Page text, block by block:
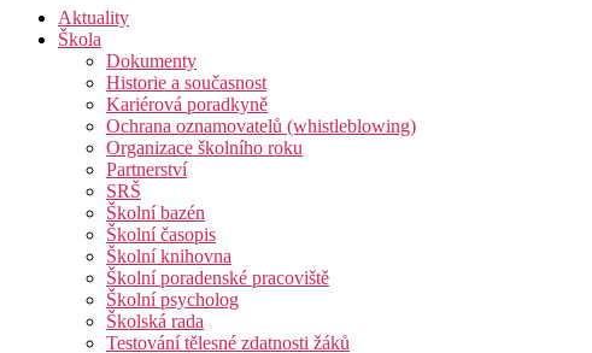
Aktuality
Škola
Dokumenty
Historie a současnost
Kariérová poradkyně
Ochrana oznamovatelů (whistleblowing)
Organizace školního roku
Partnerství
SRŠ
Školní bazén
Školní časopis
Školní knihovna
Školní poradenské pracoviště
Školní psycholog
Školská rada
Testování tělesné zdatnosti žáků